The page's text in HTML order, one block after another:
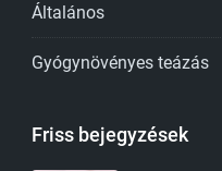
Általános
Gyógynövényes teázás
Friss bejegyzések